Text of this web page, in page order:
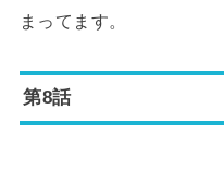
まってます。
第8話